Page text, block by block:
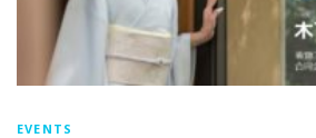
EVENTS